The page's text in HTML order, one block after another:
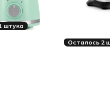
штука
Осталось 2